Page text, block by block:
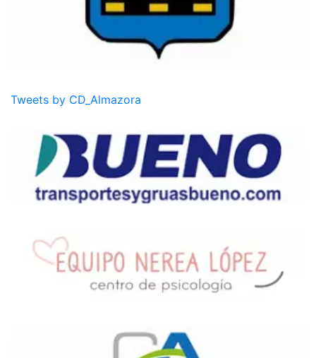
Tweets by CD_Almazora